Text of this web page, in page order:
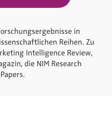
in
Reihen. Zu
Intelligence Review,
die NIM Research